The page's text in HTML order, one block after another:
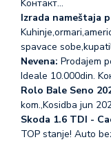
Koнтакт…
Izrada nameštaja
spavace
Nevena: Prodajem
Ideale 10.000din.
Rolo Bale Seno
kom.,Kosidba jun
Skoda 1.6 TDI -
TOP stanje! Auto